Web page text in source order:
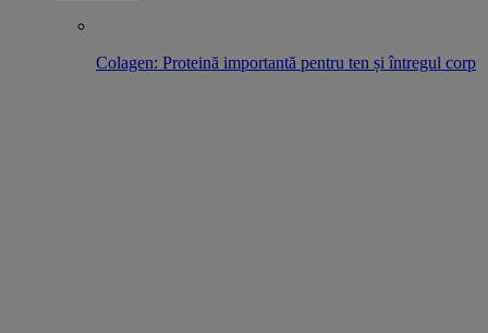
Colagen: Proteină importantă pentru ten și întregul corp